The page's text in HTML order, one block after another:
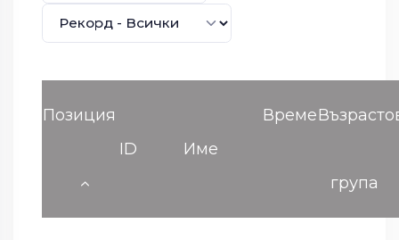
Позиция
ID
Име
Време
група